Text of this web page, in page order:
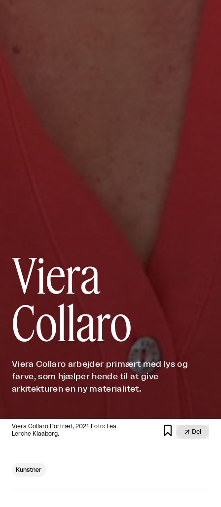
Viera
Collaro
Viera Collaro arbejder primært med lys og
farve, som hjælper hende til at give
arkitekturen en ny materialitet.
Viera Collaro Portræt, 2021 Foto: Lea
Lerche Klaaborg.
  Del
Kunstner